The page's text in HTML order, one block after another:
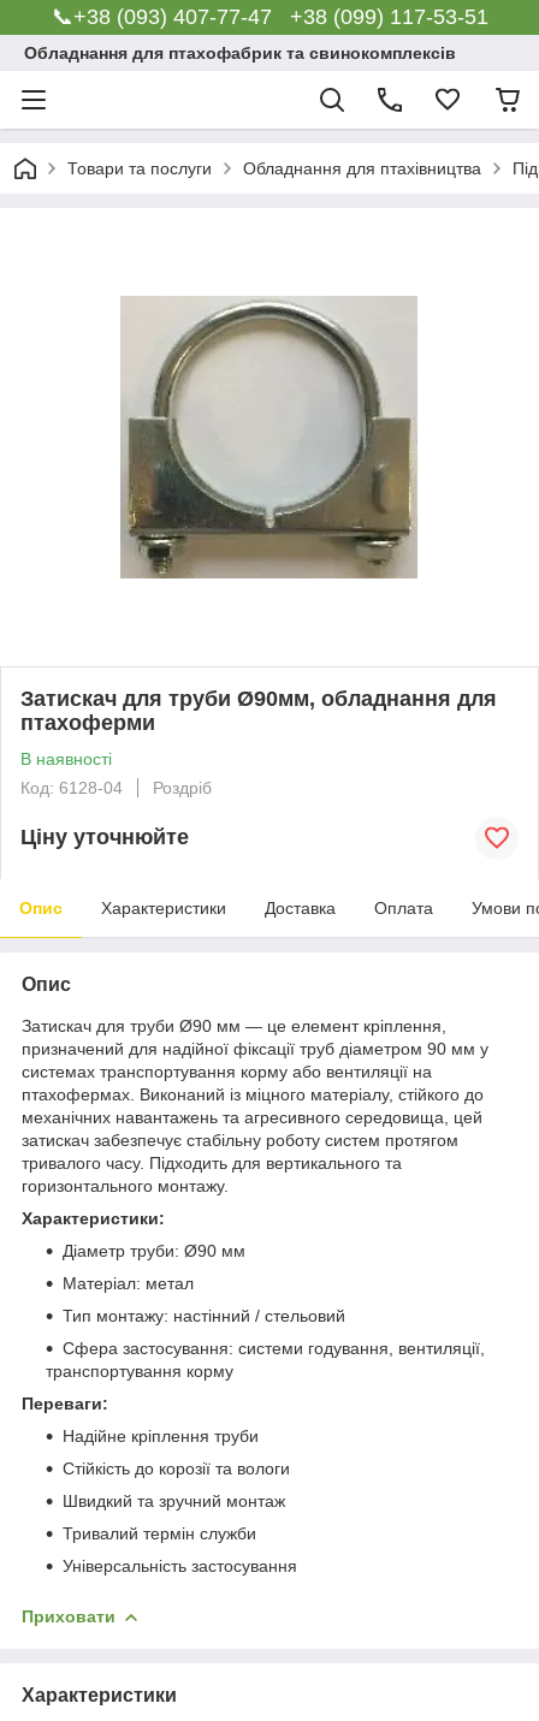
📞+38 (093) 407-77-47 +38 (099) 117-53-51
Обладнання для птахофабрик та свинокомплексів
Товари та послуги Обладнання для птахівництва
Затискач для труби Ø90мм, обладнання для
птахоферми
В наявності
Код: 6128-04
Роздріб
Ціну уточнюйте
Опис Характеристики Доставка Оплата Умови
Опис
Затискач для труби Ø90 мм — це елемент кріплення,
призначений для надійної фіксації труб діаметром 90 мм у
системах транспортування корму або вентиляції на
птахофермах. Виконаний із міцного матеріалу, стійкого до
механічних навантажень та агресивного середовища, цей
затискач забезпечує стабільну роботу систем протягом
тривалого часу. Підходить для вертикального та
горизонтального монтажу.
Характеристики:
Діаметр труби: Ø90 мм
Матеріал: метал
Тип монтажу: настінний / стельовий
Сфера застосування: системи годування, вентиляції,
транспортування корму
Переваги:
Надійне кріплення труби
Стійкість до корозії та вологи
Швидкий та зручний монтаж
Тривалий термін служби
Універсальність застосування
Приховати
Характеристики